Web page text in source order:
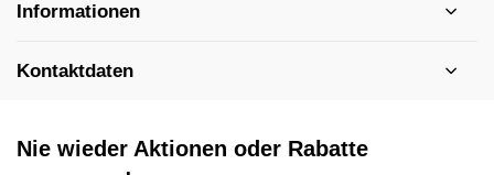
Informationen
Kontaktdaten
Nie wieder Aktionen oder Rabatte